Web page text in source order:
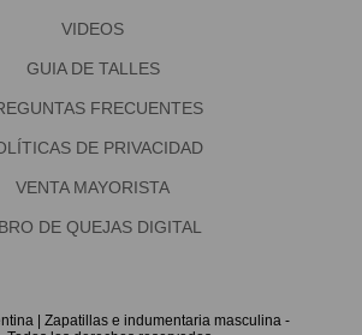
VIDEOS
GUIA DE TALLES
FRECUENTES
DE PRIVACIDAD
VENTA MAYORISTA
DE QUEJAS DIGITAL
| Zapatillas e indumentaria masculina -